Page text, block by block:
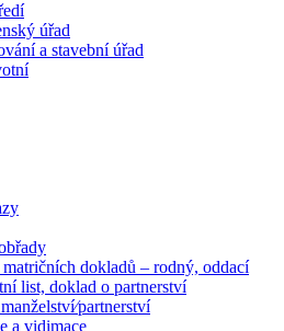
úřad
a stavební úřad
dokladů – rodný, oddací
list, doklad o partnerství
a vidimace